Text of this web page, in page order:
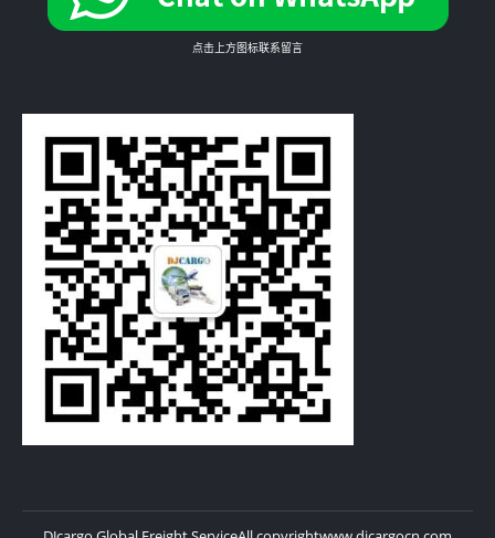
点击上方图标联系留言